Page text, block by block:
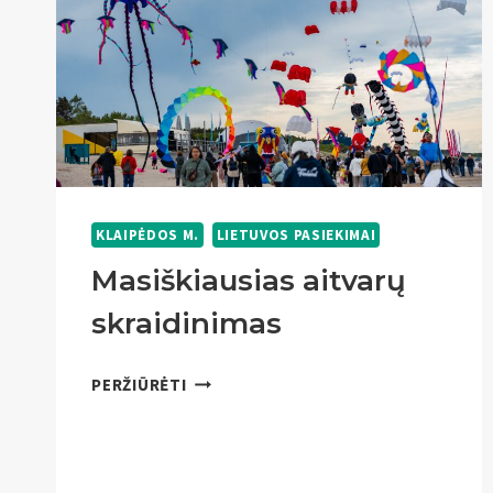
KLAIPĖDOS M. LIETUVOS PASIEKIMAI
Masiškiausias aitvarų
skraidinimas
PERŽIŪRĖTIMASIŠKIAUSIAS